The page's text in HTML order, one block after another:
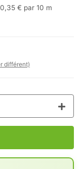
0,35 € par 10 m
différent)